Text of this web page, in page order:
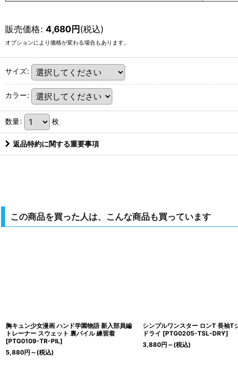
販売価格: 4,680円(税込)
オプションにより価格が変わる場合もあります。
サイズ:
カラー:
数量: 枚
返品特約に関する重要事項
この商品を買った人は、こんな商品も買っています
胸キュン少女漫画 ハンド学園物語 新入部員編
トレーナー スウェット 裏パイル 練習着
[PTG0109-TR-PIL]
5,880円 ～ (税込)
シンプルワンスター ロンT 長袖T
ドライ [PTG0205-TSL-DRY]
3,880円 ～ (税込)